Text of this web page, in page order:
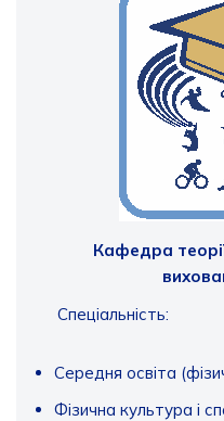
Кафедра
Спеціальність:
Середня освіта
Фізична культура і